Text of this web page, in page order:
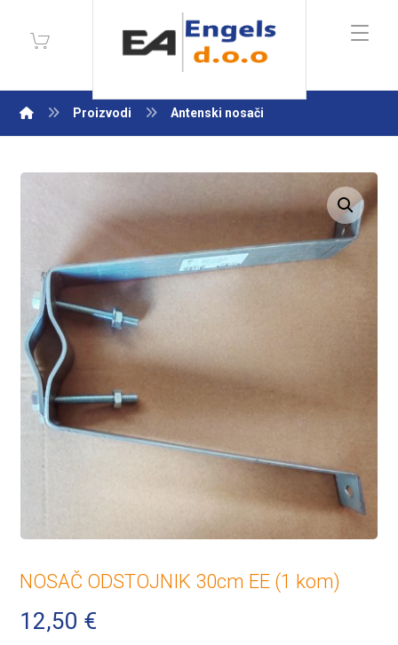
Proizvodi Antenski nosači
Enlarge the image
NOSAČ ODSTOJNIK 30cm EE (1 kom)
12,50 €